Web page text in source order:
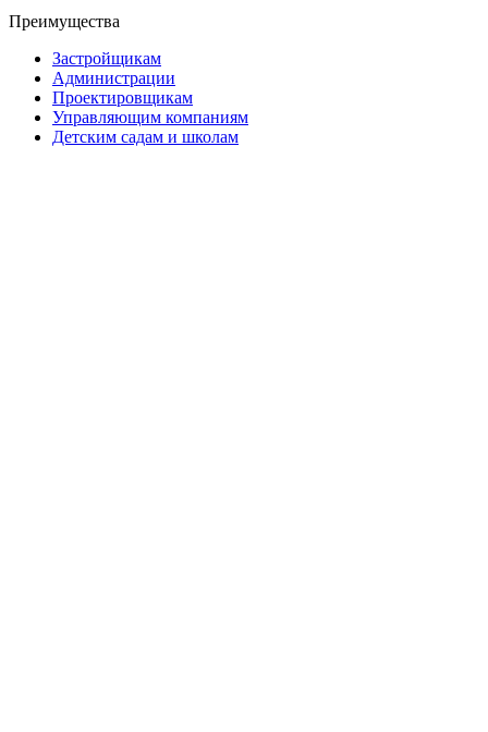
Преимущества
Застройщикам
Администрации
Проектировщикам
Управляющим компаниям
Детским садам и школам